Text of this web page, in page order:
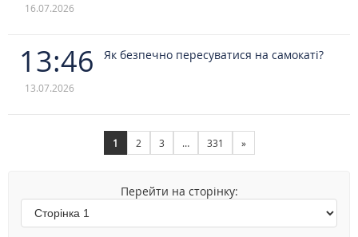
16.07.2026
13:46
13.07.2026
Як безпечно пересуватися на самокаті?
1 2 3 … 331 »
Перейти на сторінку: